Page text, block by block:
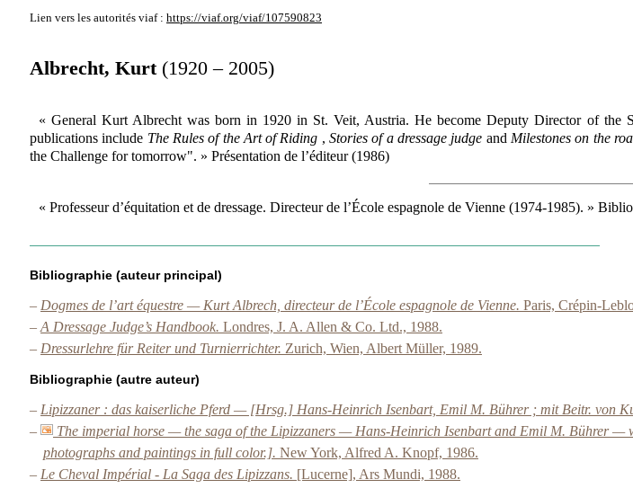
Lien vers les autorités viaf : https://viaf.org/viaf/107590823
Albrecht, Kurt (1920 – 2005)
« General Kurt Albrecht was born in 1920 in St. Veit, Austria. He become Deputy Director of the
publications include The Rules of the Art of Riding ,Stories of a dressage judge and Milestones on the
the Challenge for tomorrow". » Présentation de l’éditeur (1986)
« Professeur d’équitation et de dressage. Directeur de l’École espagnole de Vienne (1974-1985). »
Bibliographie (auteur principal)
– Dogmes de l’art équestre — Kurt Albrech, directeur de l’École espagnole de Vienne. Paris, Crépin-
– A Dressage Judge’s Handbook. Londres, J. A. Allen & Co. Ltd., 1988.
– Dressurlehre für Reiter und Turnierrichter. Zurich, Wien, Albert Müller, 1989.
Bibliographie (autre auteur)
– Lipizzaner : das kaiserliche Pferd — [Hrsg.] Hans-Heinrich Isenbart, Emil M. Bührer ; mit Beitr. von
–
The imperial horse — the saga of the Lipizzaners — Hans-Heinrich Isenbart and Emil M. Bührer
photographs and paintings in full color.]. New York, Alfred A. Knopf, 1986.
– Le Cheval Impérial - La Saga des Lipizzans. [Lucerne], Ars Mundi, 1988.